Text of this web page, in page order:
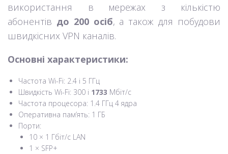
використання в мережах з кількістю
абонентів до 200 осіб, а також для побудови
швидкісних VPN каналів.
Основні характеристики:
Частота Wi-Fi: 2.4 і 5 ГГц
Швидкість Wi-Fi: 300 і 1733 Мбіт/с
Частота процесора: 1.4 ГГц 4 ядра
Оперативна пам’ять: 1 ГБ
Порти:
10 × 1 Гбіт/с LAN
1 × SFP+